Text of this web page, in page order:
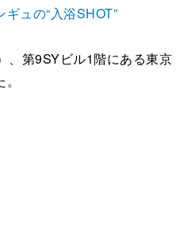
ュの“入浴SHOT”
、第9SYビル1階にある東京